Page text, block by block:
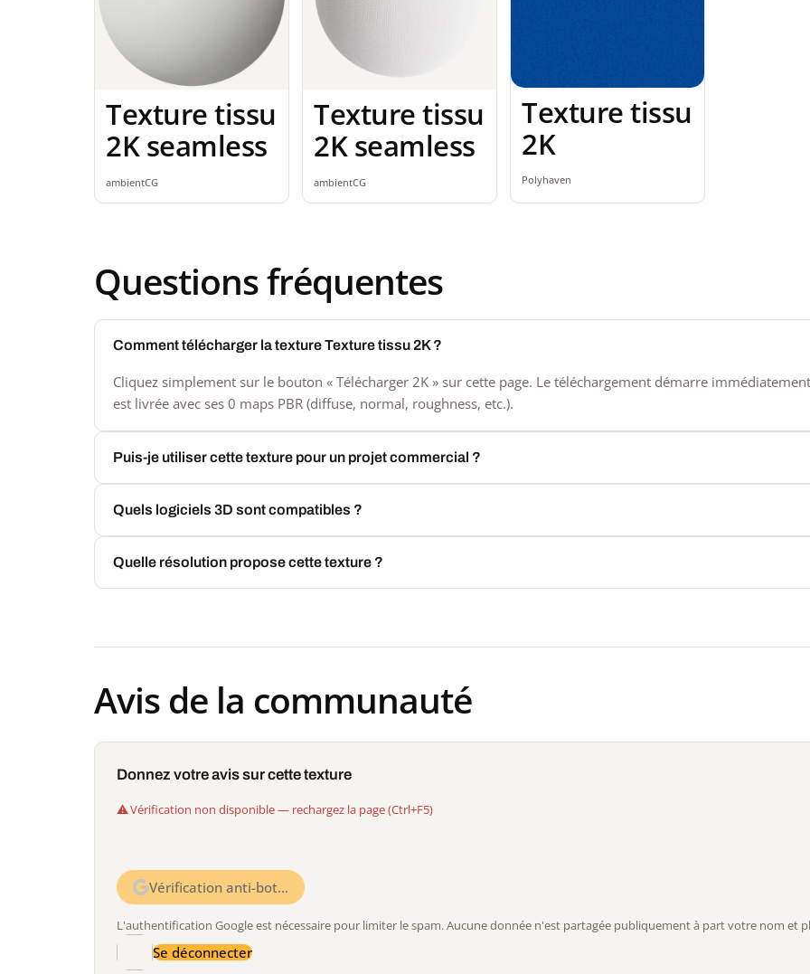
Texture tissu
2K seamless
ambientCG
Texture tissu
2K seamless
ambientCG
Texture tissu
2K
Polyhaven
Questions fréquentes
Comment télécharger la texture Texture tissu 2K ?
Cliquez simplement sur le bouton « Télécharger 2K » sur cette page. Le téléchargement démarre
est livrée avec ses 0 maps PBR (diffuse, normal, roughness, etc.).
Puis-je utiliser cette texture pour un projet commercial ?
Quels logiciels 3D sont compatibles ?
Quelle résolution propose cette texture ?
Avis de la communauté
Donnez votre avis sur cette texture
Vérification non disponible — rechargez la page (Ctrl+F5)
Vérification anti-bot…
L'authentification Google est nécessaire pour limiter le spam. Aucune donnée n'est partagée publiquement à part votre nom et
Se déconnecter